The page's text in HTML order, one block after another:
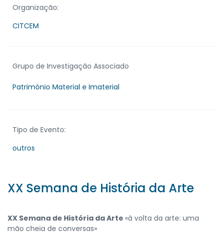
Organização:
CITCEM
Grupo de Investigação Associado
Património Material e Imaterial
Tipo de Evento:
outros
XX Semana de História da Arte
XX Semana de História da Arte «à volta da arte: uma
mão cheia de conversas»